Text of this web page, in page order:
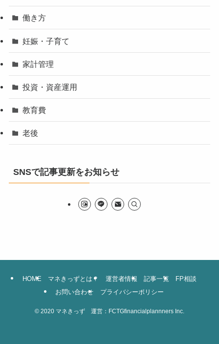
働き方
妊娠・子育て
家計管理
投資・資産運用
教育費
老後
SNSで記事更新をお知らせ
HOME マネきっずとは？ 運営者情報 記事一覧
FP相談
お問い合わせ
プライバシーポリシー
© 2020 マネきっず 運営：FCTGfinancialplannners Inc.